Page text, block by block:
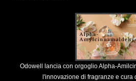
Odowell lancia con orgoglio Alpha-
l'innovazione di fragranze e cura